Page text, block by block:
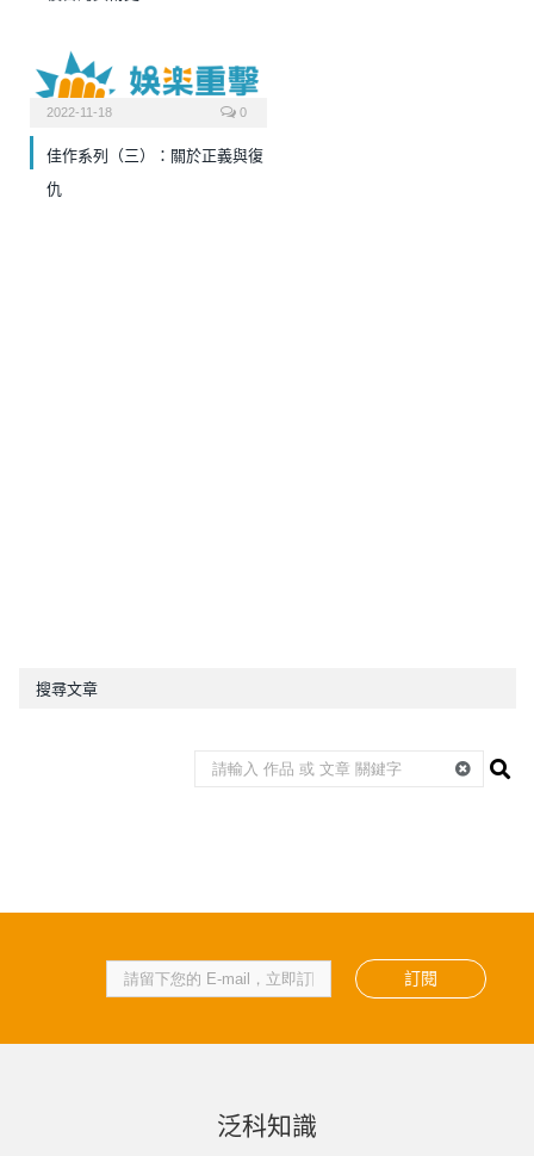
2022-11-18 0
佳作系列（三）：關於正義與復
仇
搜尋文章
訂閱
泛科知識